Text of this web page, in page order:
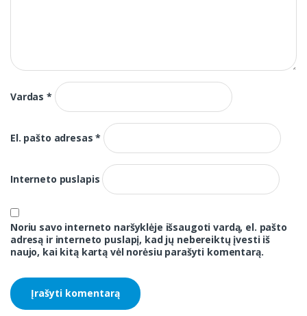
Vardas*
El. pašto adresas*
Interneto puslapis
Noriu savo interneto naršyklėje išsaugoti vardą, el. pašto
adresą ir interneto puslapį, kad jų nebereiktų įvesti iš
naujo, kai kitą kartą vėl norėsiu parašyti komentarą.